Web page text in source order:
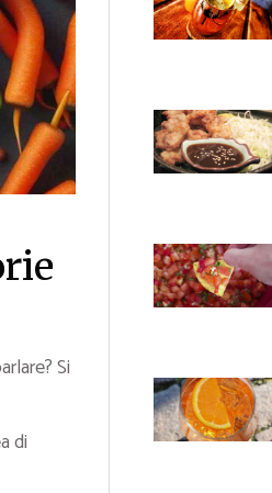
Si
di